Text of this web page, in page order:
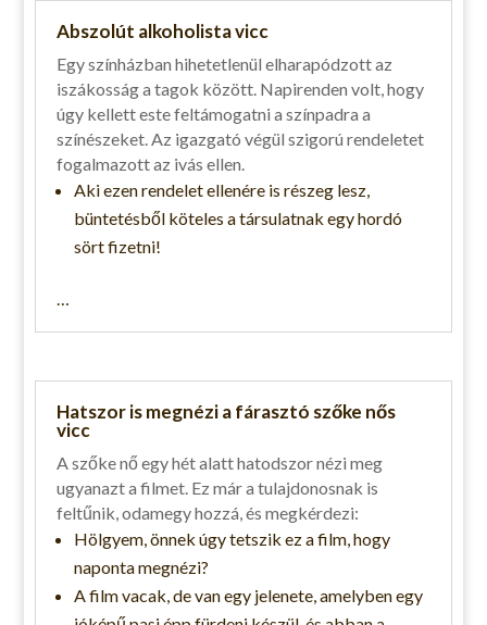
Abszolút alkoholista vicc
Egy színházban hihetetlenül elharapódzott az
iszákosság a tagok között. Napirenden volt, hogy
úgy kellett este feltámogatni a színpadra a
színészeket. Az igazgató végül szigorú rendeletet
fogalmazott az ivás ellen.
Aki ezen rendelet ellenére is részeg lesz,
büntetésből köteles a társulatnak egy hordó
sört fizetni!
…
Hatszor is megnézi a fárasztó szőke nős
vicc
A szőke nő egy hét alatt hatodszor nézi meg
ugyanazt a filmet. Ez már a tulajdonosnak is
feltűnik, odamegy hozzá, és megkérdezi:
Hölgyem, önnek úgy tetszik ez a film, hogy
naponta megnézi?
A film vacak, de van egy jelenete, amelyben egy